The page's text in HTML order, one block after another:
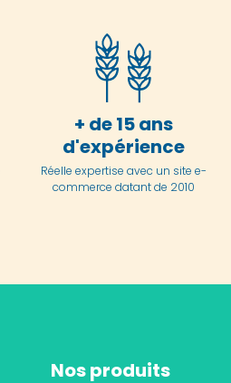
+ de 15 ans
d'expérience
Réelle expertise avec un site e-
commerce datant de 2010
Nos produits